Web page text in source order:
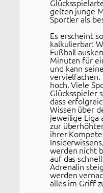
gelten junge
Sportler als
Es erscheint
kalkulierbar:
Fußball
Minuten für
und kann
vervielfachen.
hoch. Viele
Glücksspieler
dass
Wissen über
jeweilige Liga
zur
ihrer
werden nicht
auf das
Adrenalin
werden
alles im Griff